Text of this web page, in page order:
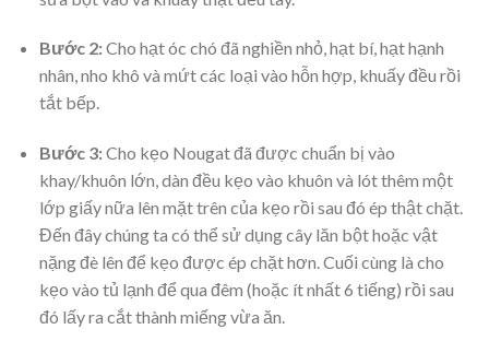
Bước 2:Cho hạt óc chó đã nghiền nhỏ, hạt bí, hạt hạnh
nhân, nho khô và mứt các loại vào hỗn hợp, khuấy đều rồi
tắt bếp.
Bước 3:Cho kẹo Nougat đã được chuẩn bị vào
khay/khuôn lớn, dàn đều kẹo vào khuôn và lót thêm một
lớp giấy nữa lên mặt trên của kẹo rồi sau đó ép thật chặt.
Đến đây chúng ta có thể sử dụng cây lăn bột hoặc vật
nặng đè lên để kẹo được ép chặt hơn. Cuối cùng là cho
kẹo vào tủ lạnh để qua đêm (hoặc ít nhất 6 tiếng) rồi sau
đó lấy ra cắt thành miếng vừa ăn.